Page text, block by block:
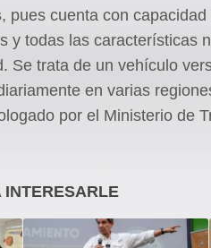
, pues cuenta con capacidad
y todas las características
Se trata de un vehículo
en varias
por el Ministerio de
INTERESARLE